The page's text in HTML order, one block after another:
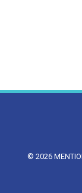
© 2026